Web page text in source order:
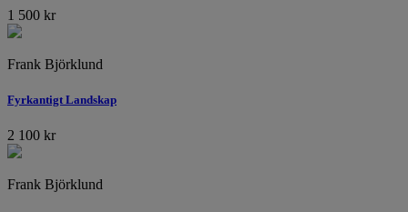
1 500 kr
Frank Björklund
Fyrkantigt Landskap
2 100 kr
Frank Björklund